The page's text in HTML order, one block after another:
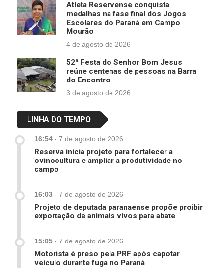
Atleta Reservense conquista
medalhas na fase final dos Jogos
Escolares do Paraná em Campo
Mourão
4 de agosto de 2026
52ª Festa do Senhor Bom Jesus
reúne centenas de pessoas na Barra
do Encontro
3 de agosto de 2026
LINHA DO TEMPO
16:54 - 7 de agosto de 2026
Reserva inicia projeto para fortalecer a
ovinocultura e ampliar a produtividade no
campo
16:03 - 7 de agosto de 2026
Projeto de deputada paranaense propõe proibir
exportação de animais vivos para abate
15:05 - 7 de agosto de 2026
Motorista é preso pela PRF após capotar
veículo durante fuga no Paraná